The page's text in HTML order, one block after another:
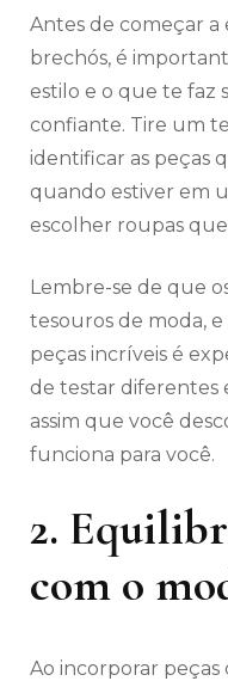
Antes de começar a
brechós, é
estilo e o que te faz
confiante. Tire um
identificar as peças
quando estiver em
escolher roupas
Lembre-se de que
tesouros de moda,
peças incríveis é
de testar diferentes
assim que você
funciona para você.
2.
com o
Ao incorporar peças